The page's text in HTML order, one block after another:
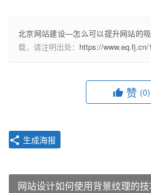
北京网站建设—怎么可以提升网站的
载，请注明出处： https://www.eq.fj.cn/
赞 (0)
生成海报
网站设计如何使用背景纹理的技